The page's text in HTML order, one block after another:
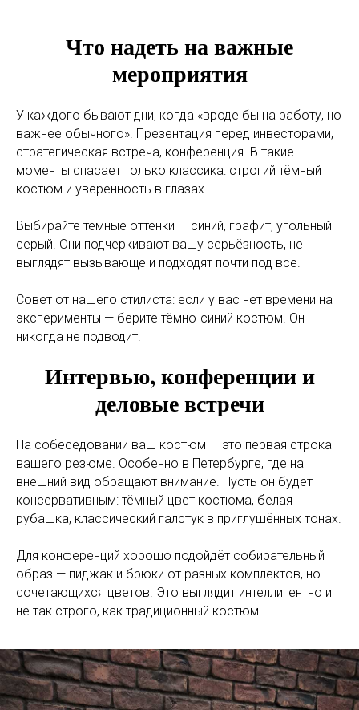
Что надеть на важные
мероприятия
У каждого бывают дни, когда «вроде бы на работу, но
важнее обычного». Презентация перед инвесторами,
стратегическая встреча, конференция. В такие
моменты спасает только классика: строгий тёмный
костюм и уверенность в глазах.
Выбирайте тёмные оттенки — синий, графит, угольный
серый. Они подчеркивают вашу серьёзность, не
выглядят вызывающе и подходят почти под всё.
Совет от нашего стилиста: если у вас нет времени на
эксперименты — берите тёмно-синий костюм. Он
никогда не подводит.
Интервью, конференции и
деловые встречи
На собеседовании ваш костюм — это первая строка
вашего резюме. Особенно в Петербурге, где на
внешний вид обращают внимание. Пусть он будет
консервативным: тёмный цвет костюма, белая
рубашка, классический галстук в приглушённых тонах.
Для конференций хорошо подойдёт собирательный
образ — пиджак и брюки от разных комплектов, но
сочетающихся цветов. Это выглядит интеллигентно и
не так строго, как традиционный костюм.